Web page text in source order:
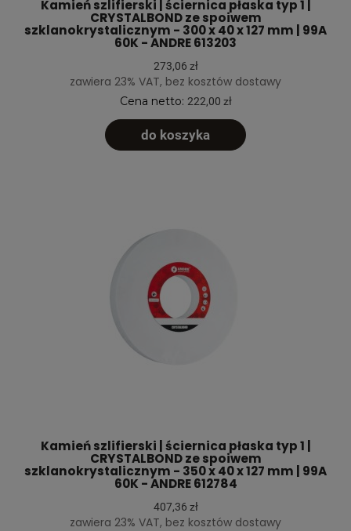
Kamień szlifierski | ściernica płaska typ 1 |
CRYSTALBOND ze spoiwem
szklanokrystalicznym - 300 x 40 x 127 mm | 99A
60K - ANDRE 613203
273,06 zł
zawiera 23% VAT, bez kosztów dostawy
Cena netto: 222,00 zł
do koszyka
Kamień szlifierski | ściernica płaska typ 1 |
CRYSTALBOND ze spoiwem
szklanokrystalicznym - 350 x 40 x 127 mm | 99A
60K - ANDRE 612784
407,36 zł
zawiera 23% VAT, bez kosztów dostawy